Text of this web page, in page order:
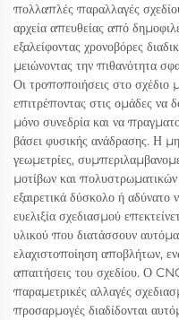
πολλαπλές παραλλαγές
αρχεία απευθείας από
εξαλείφοντας χρονοβόρες
μειώνοντας την πιθανότητα
Οι τροποποιήσεις στο
επιτρέποντας στις ομάδες να
μόνο συνεδρία και να
βάσει φυσικής ανάδρασης. Η
γεωμετρίες,
μοτίβων και
εξαιρετικά δύσκολο ή αδύνατο
ευελιξία σχεδιασμού
υλικού που διατάσσουν
ελαχιστοποίηση αποβλήτων,
απαιτήσεις του σχεδίου. Ο
παραμετρικές αλλαγές
προσαρμογές διαδίδονται